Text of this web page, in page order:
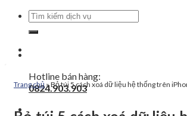
Hotline bán hàng:
0824.903.903
Tìm
kiếm:
Trang chủ »Bỏ túi 5 cách xoá dữ liệu hệ thống trên